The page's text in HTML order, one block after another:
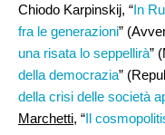
Chiodo Karpinskij, “In
fra le generazioni”
una risata lo seppellirà”
della democrazia”
della crisi delle società
Marchetti, “Il